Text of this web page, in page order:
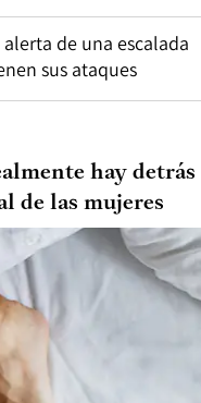
de una escalada
sus ataques
hay detrás
de las mujeres